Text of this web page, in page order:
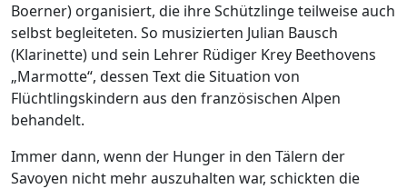
Boerner) organisiert, die ihre Schützlinge teilweise auch
selbst begleiteten. So musizierten Julian Bausch
(Klarinette) und sein Lehrer Rüdiger Krey Beethovens
„Marmotte“, dessen Text die Situation von
Flüchtlingskindern aus den französischen Alpen
behandelt.
Immer dann, wenn der Hunger in den Tälern der
Savoyen nicht mehr auszuhalten war, schickten die